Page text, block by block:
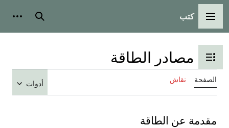
القائمة الرئيسية
كتب بحث
تبديل عرض جدول المحتويات
مصادر الطاقة
الصفحة نقاش أدوات
مقدمة عن الطاقة